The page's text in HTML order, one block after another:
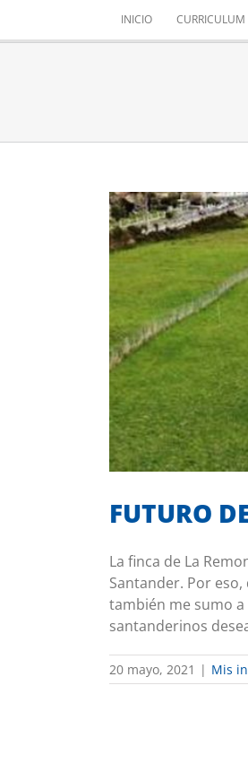
INICIO CURRICULUM
FUTURO
La finca de La
Santander. Por
también me sumo
santanderinos
20 mayo, 2021 | Mis